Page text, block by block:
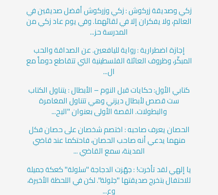
زكي وصديقة زركوش : زكي وزركوش أفضل صديقين في
العالم، ولا يفكران إلا في لقائهما. وفي يوم عاد زكي من
المدرسة حز...
إجازة اضطرارية : رواية لليافعين. عن الصداقة والحب
المبكّر، وظروف العائلة الفلسطينية التي تتقاطع دوماً مع
ال...
كتابي الأول: حكايات قبل النوم – الأبطال : يتناول الكتاب
ست قصص لأبطال ديزني وهي تتناول المغامرة
والبطولات. القصة الأولى بعنوان "البح...
الحصان يعرف صاحبه : اختصم شخصان على حصان فكل
منهما يدعي أنه صاحب الحصان، فاحتكما عند قاضي
المدينة، سمع القاضي ...
يا إلهي لقد تأخرت! : جهّزت الدجاجة "سلولة" كعكة جميلة
للاحتفال بتخرج صديقتها "جلولة". لكن في اللحظة الأخيرة،
وع...